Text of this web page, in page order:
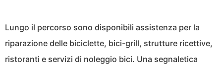
Lungo il percorso sono disponibili assistenza per la
riparazione delle biciclette, bici-grill, strutture ricettive,
ristoranti e servizi di noleggio bici. Una segnaletica